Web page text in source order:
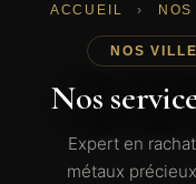
ACCUEIL ›
NOS
Nos
Expert en
métaux